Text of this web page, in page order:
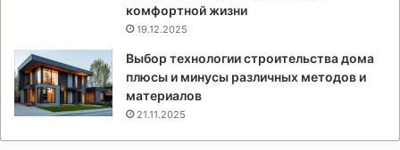
комфортной жизни
19.12.2025
Выбор технологии строительства дома
плюсы и минусы различных методов и
материалов
21.11.2025